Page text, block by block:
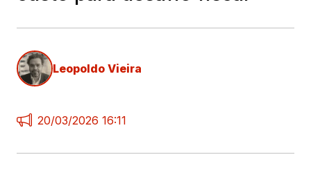
Leopoldo Vieira
20/03/2026 16:11